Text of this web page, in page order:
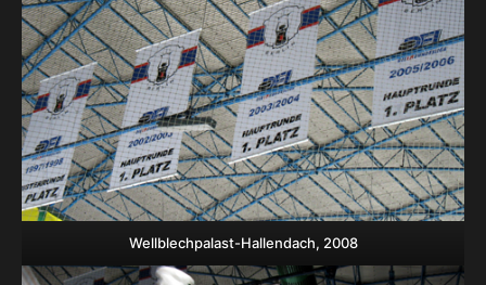
Wellblechpalast-Hallendach, 2008